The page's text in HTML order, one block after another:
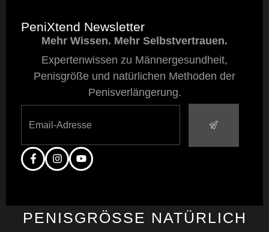
PeniXtend Newsletter
Mehr Wissen. Mehr Selbstvertrauen.
Expertenwissen zu Männergesundheit,
Penisgröße und natürlichen Methoden der
Penisverlängerung.
PENISGRÖSSE NATÜRLICH V